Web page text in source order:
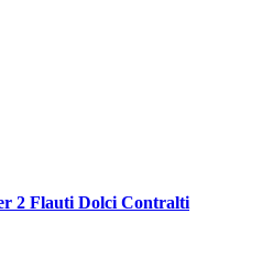
2 Flauti Dolci Contralti